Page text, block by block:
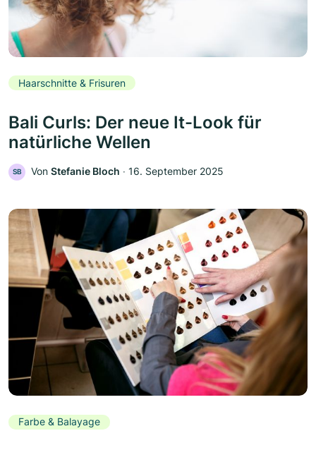
Haarschnitte & Frisuren
Bali Curls: Der neue It-Look für
natürliche Wellen
SB Von Stefanie Bloch ‧ 16. September 2025
Farbe & Balayage